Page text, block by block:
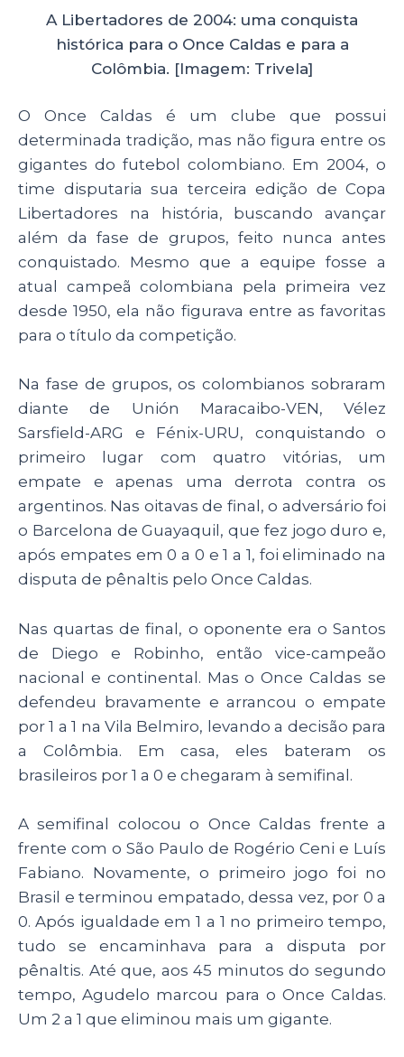
A Libertadores de 2004: uma conquista
histórica para o Once Caldas e para a
Colômbia. [Imagem: Trivela]
O Once Caldas é um clube que possui
determinada tradição, mas não figura entre os
gigantes do futebol colombiano. Em 2004, o
time disputaria sua terceira edição de Copa
Libertadores na história, buscando avançar
além da fase de grupos, feito nunca antes
conquistado. Mesmo que a equipe fosse a
atual campeã colombiana pela primeira vez
desde 1950, ela não figurava entre as favoritas
para o título da competição.
Na fase de grupos, os colombianos sobraram
diante de Unión Maracaibo-VEN, Vélez
Sarsfield-ARG e Fénix-URU, conquistando o
primeiro lugar com quatro vitórias, um
empate e apenas uma derrota contra os
argentinos. Nas oitavas de final, o adversário foi
o Barcelona de Guayaquil, que fez jogo duro e,
após empates em 0 a 0 e 1 a 1, foi eliminado na
disputa de pênaltis pelo Once Caldas.
Nas quartas de final, o oponente era o Santos
de Diego e Robinho, então vice-campeão
nacional e continental. Mas o Once Caldas se
defendeu bravamente e arrancou o empate
por 1 a 1 na Vila Belmiro, levando a decisão para
a Colômbia. Em casa, eles bateram os
brasileiros por 1 a 0 e chegaram à semifinal.
A semifinal colocou o Once Caldas frente a
frente com o São Paulo de Rogério Ceni e Luís
Fabiano. Novamente, o primeiro jogo foi no
Brasil e terminou empatado, dessa vez, por 0 a
0. Após igualdade em 1 a 1 no primeiro tempo,
tudo se encaminhava para a disputa por
pênaltis. Até que, aos 45 minutos do segundo
tempo, Agudelo marcou para o Once Caldas.
Um 2 a 1 que eliminou mais um gigante.